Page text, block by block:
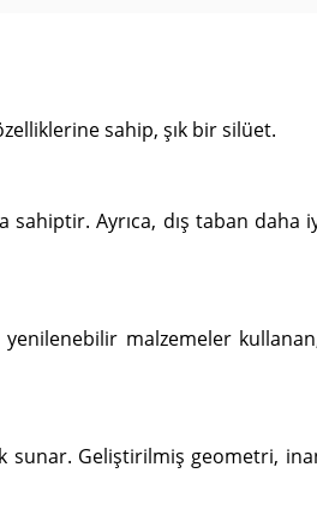
sahip, şık bir silüet.
sahiptir. Ayrıca, dış taban daha
yenilenebilir malzemeler
sunar. Geliştirilmiş geometri,